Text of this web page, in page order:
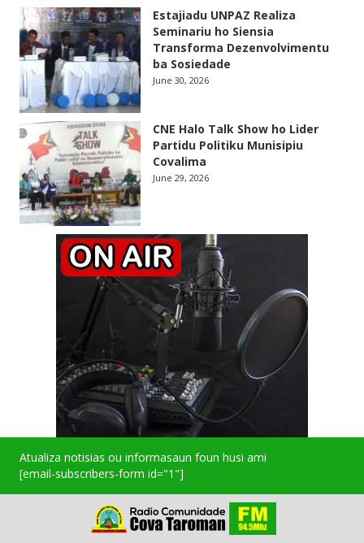
Estajiadu UNPAZ Realiza
Seminariu ho Siensia
Transforma Dezenvolvimentu
ba Sosiedade
June 30, 2026
CNE Halo Talk Show ho Lider
Partidu Politiku Munisipiu
Covalima
June 29, 2026
Atualiza notisias ou informasaun foun husi ami
[email-subscribers-form id="1"]